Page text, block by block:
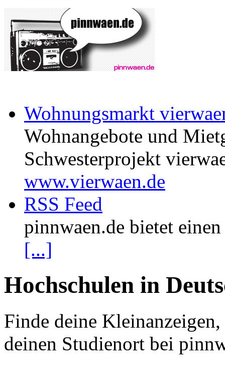
Wohnungsmarkt
Wohnangebote und
Schwesterprojekt
www.vierwaen.de
RSS Feed
pinnwaen.de bietet
[...]
Hochschulen in
Finde deine
deinen Studienort bei